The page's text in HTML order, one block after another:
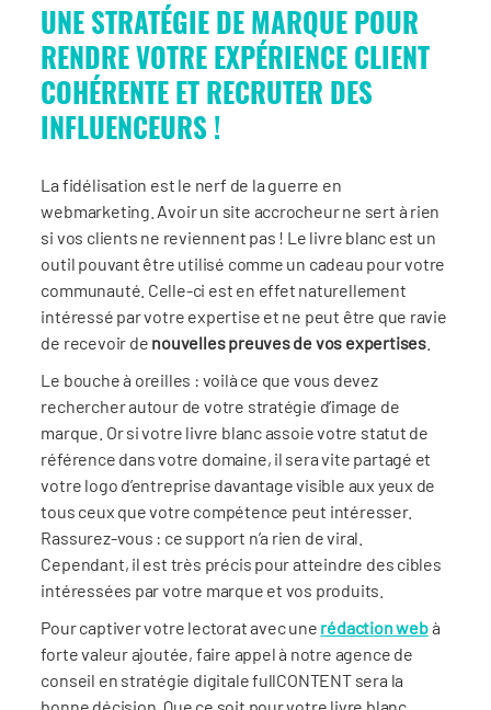
UNE STRATÉGIE DE MARQUE POUR
RENDRE VOTRE EXPÉRIENCE CLIENT
COHÉRENTE ET RECRUTER DES
INFLUENCEURS !
La fidélisation est le nerf de la guerre en
webmarketing. Avoir un site accrocheur ne sert à rien
si vos clients ne reviennent pas ! Le livre blanc est un
outil pouvant être utilisé comme un cadeau pour votre
communauté. Celle-ci est en effet naturellement
intéressé par votre expertise et ne peut être que ravie
de recevoir de nouvelles preuves de vos expertises.
Le bouche à oreilles : voilà ce que vous devez
rechercher autour de votre stratégie d’image de
marque. Or si votre livre blanc assoie votre statut de
référence dans votre domaine, il sera vite partagé et
votre logo d’entreprise davantage visible aux yeux de
tous ceux que votre compétence peut intéresser.
Rassurez-vous : ce support n’a rien de viral.
Cependant, il est très précis pour atteindre des cibles
intéressées par votre marque et vos produits.
Pour captiver votre lectorat avec une rédaction webà
forte valeur ajoutée, faire appel à notre agence de
conseil en stratégie digitale fullCONTENT sera la